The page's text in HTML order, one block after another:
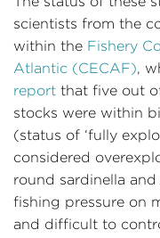
scientists from the
within the Fishery
Atlantic (CECAF),
report that five out
stocks were within
(status of ‘fully
considered
round sardinella
fishing pressure on
and difficult to